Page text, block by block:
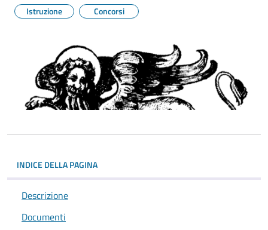
Istruzione Concorsi
INDICE DELLA PAGINA
Descrizione
Documenti